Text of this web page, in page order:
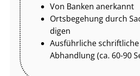
Von Banken anerkannt
Ortsbegehung durch
di­gen
Ausführliche schriftliche
Abhandlung (ca. 60-90